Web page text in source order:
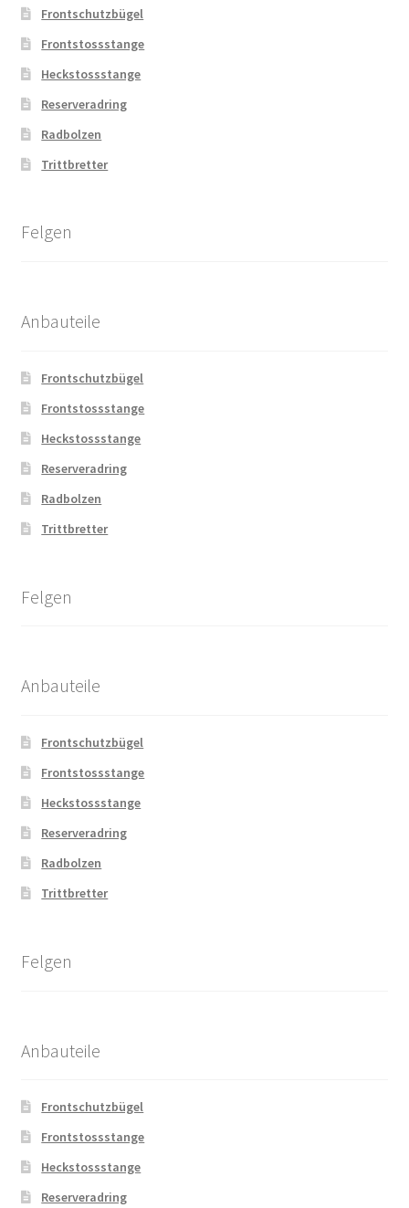
Frontschutzbügel
Frontstossstange
Heckstossstange
Reserveradring
Radbolzen
Trittbretter
Felgen
Anbauteile
Frontschutzbügel
Frontstossstange
Heckstossstange
Reserveradring
Radbolzen
Trittbretter
Felgen
Anbauteile
Frontschutzbügel
Frontstossstange
Heckstossstange
Reserveradring
Radbolzen
Trittbretter
Felgen
Anbauteile
Frontschutzbügel
Frontstossstange
Heckstossstange
Reserveradring